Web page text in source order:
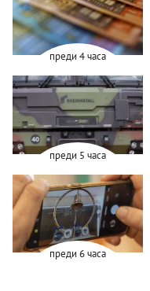
преди 4 часа
преди 5 часа
преди 6 часа